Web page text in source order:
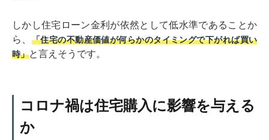
しかし住宅ローン金利が依然として低水準であることか
ら、 「住宅の不動産価値が何らかのタイミングで下がれば買い
時」と言えそうです。
コロナ禍は住宅購入に影響を与える
か